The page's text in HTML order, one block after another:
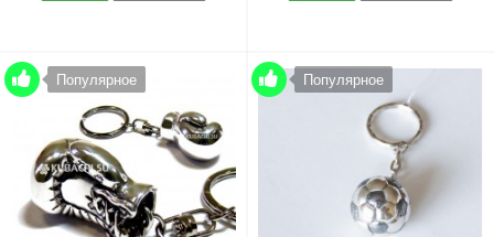
Популярное Популярное